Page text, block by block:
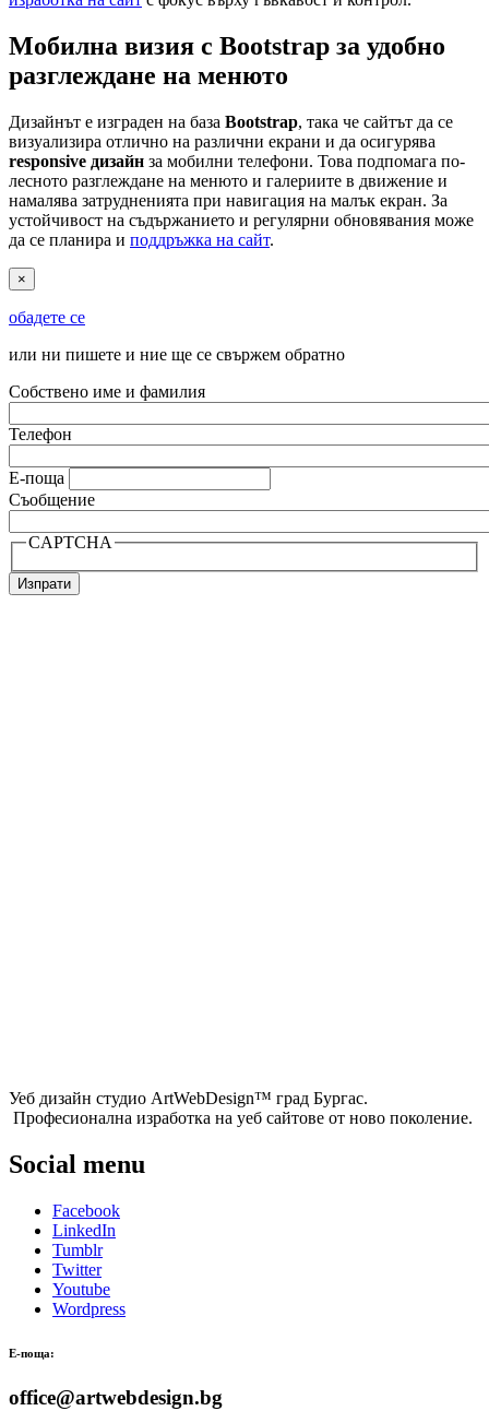
Мобилна визия с Bootstrap за удобно
разглеждане на менюто
Дизайнът е изграден на база Bootstrap, така че сайтът да се
визуализира отлично на различни екрани и да осигурява
responsive дизайн за мобилни телефони. Това подпомага по-
лесното разглеждане на менюто и галериите в движение и
намалява затрудненията при навигация на малък екран. За
устойчивост на съдържанието и регулярни обновявания може
да се планира и поддръжка на сайт.
×
обадете се
или ни пишете и ние ще се свържем обратно
Собствено име и фамилия
Телефон
Е-поща
Съобщение
CAPTCHA
Уеб дизайн студио ArtWebDesign™ град Бургас.
Професионална изработка на уеб сайтове от ново поколение.
Social menu
Facebook
LinkedIn
Tumblr
Twitter
Youtube
Wordpress
Е-поща:
office@artwebdesign.bg